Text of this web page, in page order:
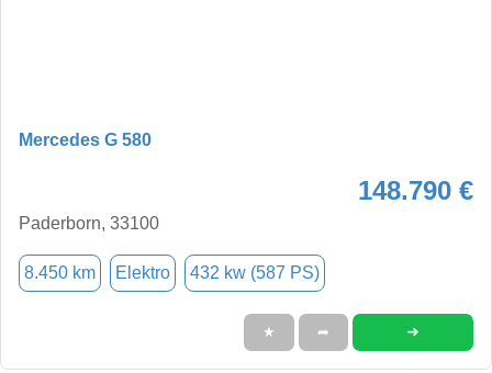
Mercedes G 580
148.790 €
Paderborn, 33100
8.450 km Elektro 432 kw (587 PS)
★ ➦ ➜